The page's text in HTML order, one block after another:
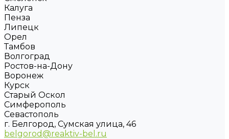
Калуга
Пенза
Липецк
Орел
Тамбов
Волгоград
Ростов-на-Дону
Воронеж
Курск
Старый Оскол
Симферополь
Севастополь
г. Белгород, Сумская улица, 46
belgorod@reaktiv-bel.ru